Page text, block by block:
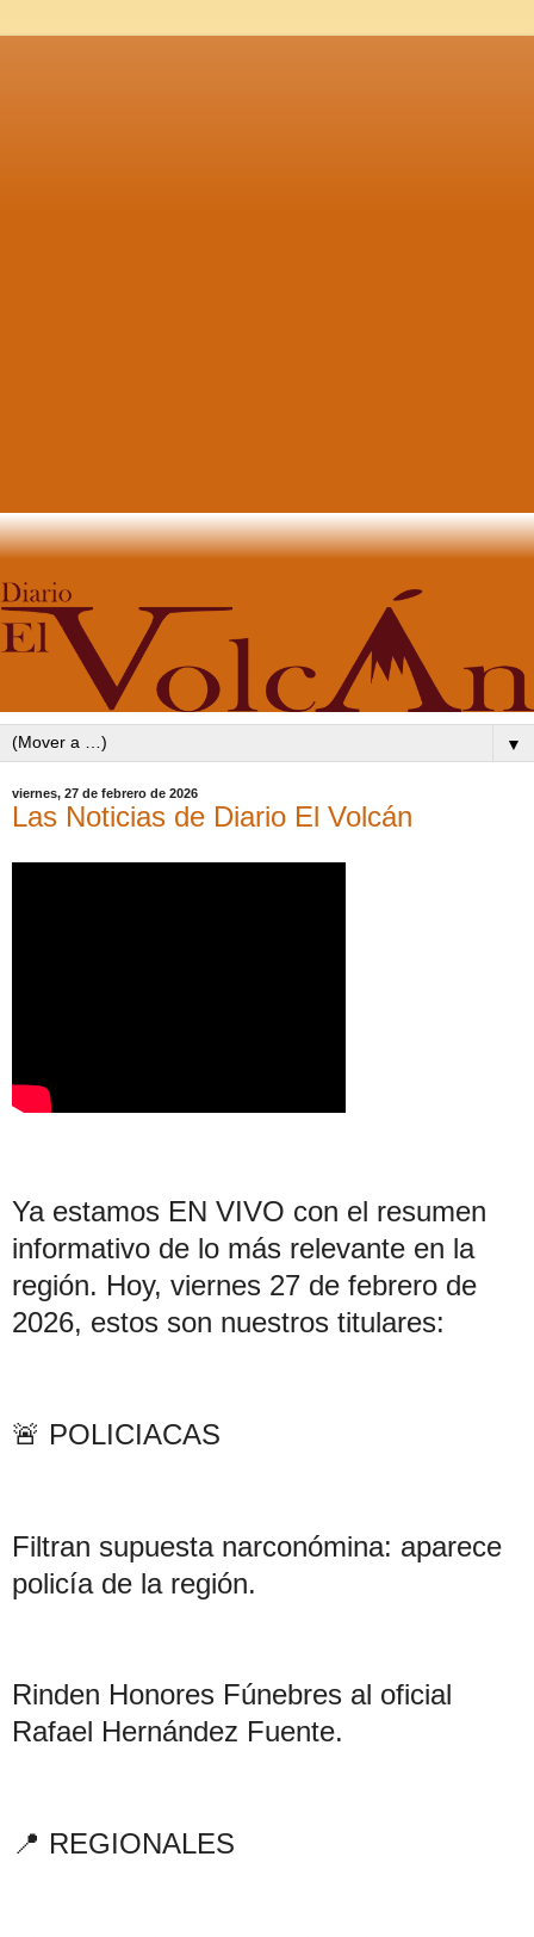
▼
viernes, 27 de febrero de 2026
Las Noticias de Diario El Volcán
Ya estamos EN VIVO con el resumen
informativo de lo más relevante en la
región. Hoy, viernes 27 de febrero de
2026, estos son nuestros titulares:
🚨 POLICIACAS
Filtran supuesta narconómina: aparece
policía de la región.
Rinden Honores Fúnebres al oficial
Rafael Hernández Fuente.
📍 REGIONALES